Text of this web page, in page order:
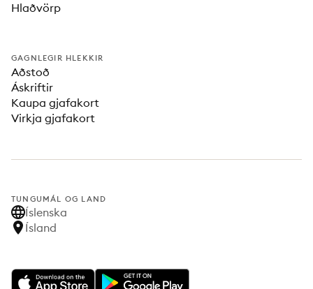
Hlaðvörp
GAGNLEGIR HLEKKIR
Aðstoð
Áskriftir
Kaupa gjafakort
Virkja gjafakort
TUNGUMÁL OG LAND
Íslenska
Ísland